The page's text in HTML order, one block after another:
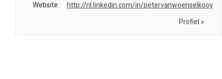
Website:
http://nl.linkedin.com/in/petervanwoenselkooy
Profiel »